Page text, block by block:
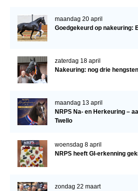
maandag 20 april
Goedgekeurd op nakeuring:
zaterdag 18 april
Nakeuring: nog drie
maandag 13 april
NRPS Na- en Herkeuring –
Twello
woensdag 8 april
NRPS heeft GI-erkenning
zondag 22 maart